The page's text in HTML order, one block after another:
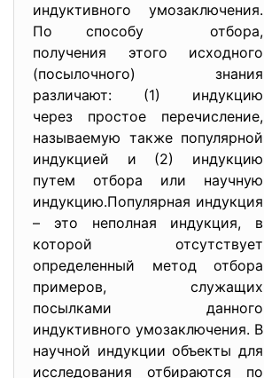
индуктивного умозаключения.
По способу отбора,
получения этого исходного
(посылочного) знания
различают: (1) индукцию
через простое перечисление,
называемую также популярной
индукцией и (2) индукцию
путем отбора или научную
индукцию.Популярная индукция
– это неполная индукция, в
которой отсутствует
определенный метод отбора
примеров, служащих
посылками данного
индуктивного умозаключения. В
научной индукции объекты для
исследования отбираются по